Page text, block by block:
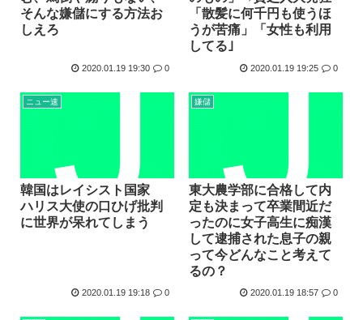
そんな嫌儲にする方法お
しえろ
2020.01.19 19:30 0
「散髪に何千円も使うほ
うが苦痛」「女性も利用
してる｣
2020.01.19 19:25 0
ニュー速
韓国はレイシスト国家
ハリス大使の口ひげ批判
に世界が呆れてしまう
2020.01.19 19:18 0
嫌儲
東大農学部に合格して内
定も決まって卒業間近だ
ったのに女子高生に痴漢
して逮捕された息子の親
って今どんなこと考えて
るの？
2020.01.19 18:57 0